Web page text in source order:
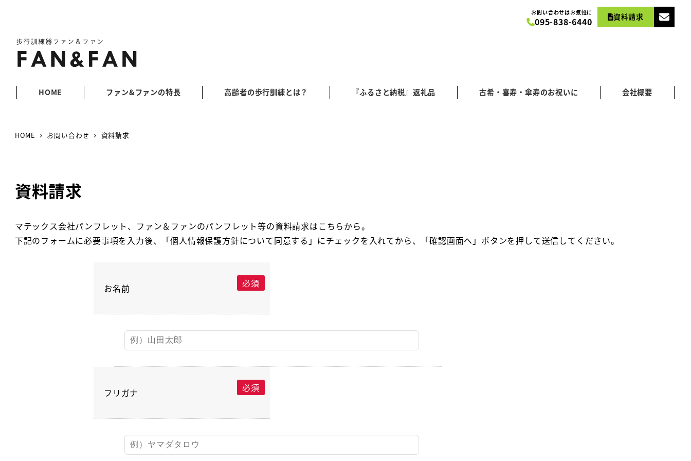
お問い合わせはお気軽に
095-838-6440 資料請求
HOME ファン&ファンの特長 高齢者の歩行訓練とは？ 『ふるさと納税』返礼品 古希・喜寿・傘寿のお祝いに 会社概要
HOME お問い合わせ 資料請求
資料請求
マテックス会社パンフレット、ファン＆ファンのパンフレット等の資料請求はこちらから。
下記のフォームに必要事項を入力後、「個人情報保護方針について同意する」にチェックを入れてから、「確認画面へ」ボタンを押して送信してください。
お名前 必須
フリガナ 必須